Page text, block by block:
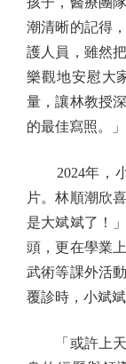
潮清晰的記得
護人員，雖然
樂觀地安慰大
量，讓林教授
的最佳寫照。」
2024年，小
片。林順潮欣
是大斌斌了！
頭，更在學業
武術等課外活
覆診時，小斌
「或許上天